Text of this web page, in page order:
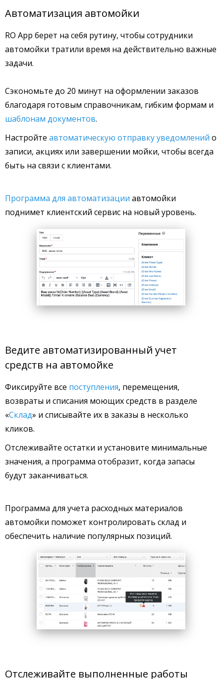
Автоматизация автомойки
RO App берет на себя рутину, чтобы сотрудники
автомойки тратили время на действительно важные
задачи.
Сэкономьте до 20 минут на оформлении заказов
благодаря готовым справочникам, гибким формам и
шаблонам документов.
Настройте автоматическую отправку уведомлений о
записи, акциях или завершении мойки, чтобы всегда
быть на связи с клиентами.
Программа для автоматизации автомойки
поднимет клиентский сервис на новый уровень.
Ведите автоматизированный учет
средств на автомойке
Фиксируйте все поступления, перемещения,
возвраты и списания моющих средств в разделе
«‎Склад» и списывайте их в заказы в несколько
кликов.
Отслеживайте остатки и установите минимальные
значения, а программа отобразит, когда запасы
будут заканчиваться.
Программа для учета расходных материалов
автомойки поможет контролировать склад и
обеспечить наличие популярных позиций.
Отслеживайте выполненные работы